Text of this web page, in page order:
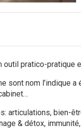
outil pratico-
sont nom l’indique
articulations, bien-
& détox,